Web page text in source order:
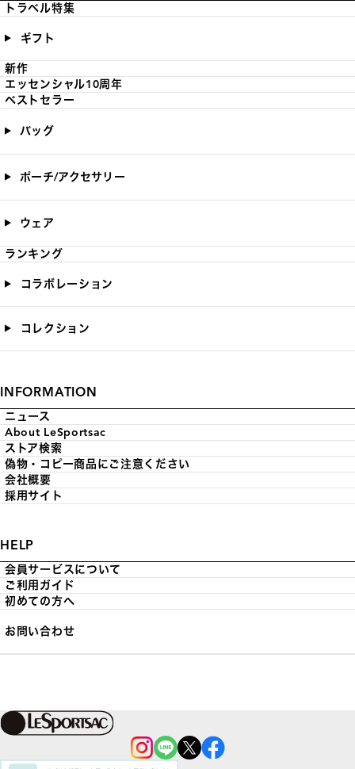
トラベル特集
ギフト
新作
エッセンシャル10周年
ベストセラー
バッグ
ポーチ/アクセサリー
ウェア
ランキング
コラボレーション
コレクション
INFORMATION
ニュース
About LeSportsac
ストア検索
偽物・コピー商品にご注意ください
会社概要
採用サイト
HELP
会員サービスについて
ご利用ガイド
初めての方へ
お問い合わせ